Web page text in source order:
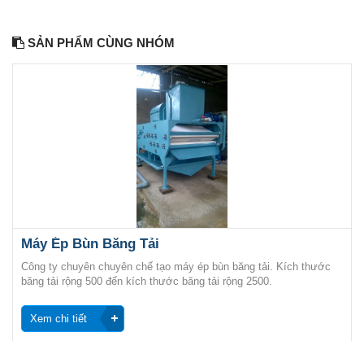
SẢN PHẨM CÙNG NHÓM
Máy Ép Bùn Băng Tải
Công ty chuyên chuyên chế tạo máy ép bùn băng tải. Kích thước
băng tải rộng 500 đến kích thước băng tải rộng 2500.
Xem chi tiết